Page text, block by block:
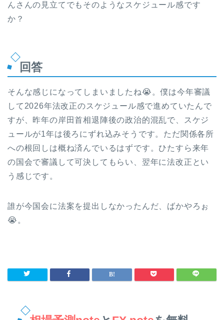
んさんの見立てでもそのようなスケジュール感です
か？
回答
そんな感じになってしまいましたね😭。僕は今年審議
して2026年法改正のスケジュール感で進めていたんで
すが、昨年の岸田首相退陣後の政治的混乱で、スケジ
ュールが1年は後ろにずれ込みそうです。ただ関係各所
への根回しは概ね済んでいるはずです。ひたすら来年
の国会で審議して可決してもらい、翌年に法改正とい
う感じです。
誰が今国会に法案を提出しなかったんだ、ばかやろぉ
😭。